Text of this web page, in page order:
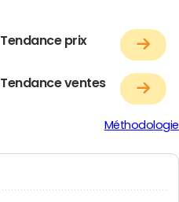
Tendance prix
Tendance ventes
Méthodologie